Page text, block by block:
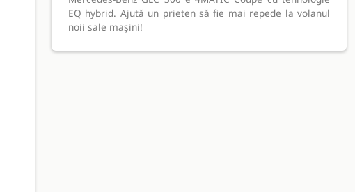
EQ hybrid. Ajută un prieten să fie mai repede la volanul
noii sale mașini!